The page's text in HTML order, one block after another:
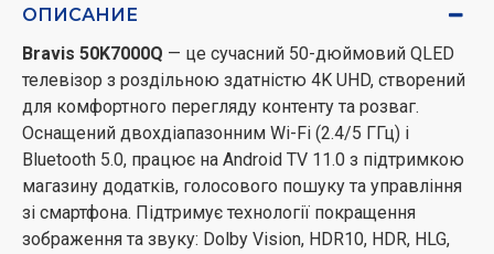
ОПИСАНИЕ
Bravis 50K7000Q — це сучасний 50-дюймовий QLED
телевізор з роздільною здатністю 4K UHD, створений
для комфортного перегляду контенту та розваг.
Оснащений двохдіапазонним Wi-Fi (2.4/5 ГГц) і
Bluetooth 5.0, працює на Android TV 11.0 з підтримкою
магазину додатків, голосового пошуку та управління
зі смартфона. Підтримує технології покращення
зображення та звуку: Dolby Vision, HDR10, HDR, HLG,